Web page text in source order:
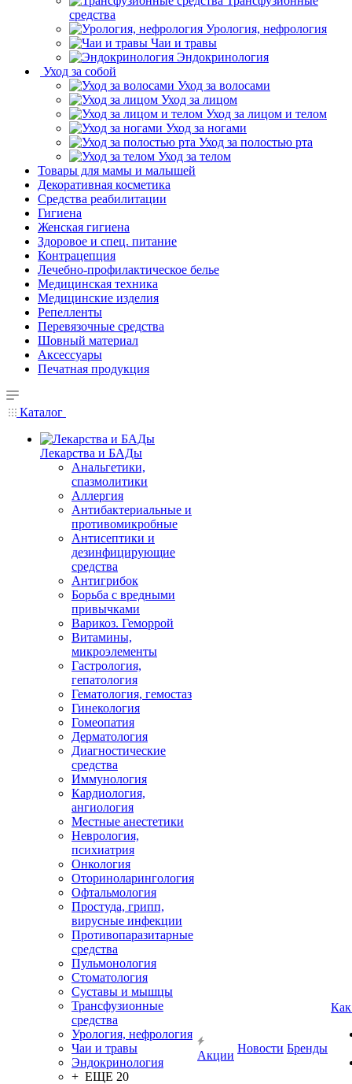
средства
Урология, нефрология
Чаи и травы
Эндокринология
Уход за собой
Уход за волосами
Уход за лицом
Уход за лицом и телом
Уход за ногами
Уход за полостью рта
Уход за телом
Товары для мамы и малышей
Декоративная косметика
Средства реабилитации
Гигиена
Женская гигиена
Здоровое и спец. питание
Контрацепция
Лечебно-профилактическое белье
Медицинская техника
Медицинские изделия
Репелленты
Перевязочные средства
Шовный материал
Аксессуары
Печатная продукция
Каталог
Лекарства и БАДы
Анальгетики,
спазмолитики
Аллергия
Антибактериальные и
противомикробные
Антисептики и
дезинфицирующие
средства
Антигрибок
Борьба с вредными
привычками
Варикоз. Геморрой
Витамины,
микроэлементы
Гастрология,
гепатология
Гематология, гемостаз
Гинекология
Гомеопатия
Дерматология
Диагностические
средства
Иммунология
Кардиология,
ангиология
Местные анестетики
Неврология,
психиатрия
Онкология
Оториноларингология
Офтальмология
Простуда, грипп,
вирусные инфекции
Противопаразитарные
средства
Пульмонология
Стоматология
Суставы и мышцы
Трансфузионные
средства
Урология, нефрология
Чаи и травы
Эндокринология
+ ЕЩЕ 20
Акции
Новости Бренды